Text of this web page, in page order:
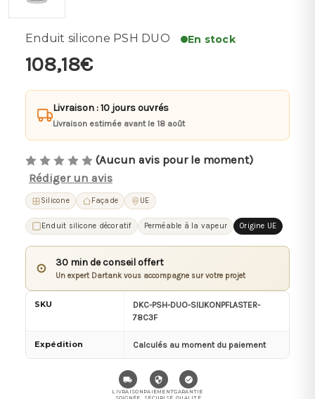
Enduit silicone PSH DUO En stock
108,18€
Livraison : 10 jours ouvrés
Livraison estimée avant le 18 août
(Aucun avis pour le moment)
Rédiger un avis
Silicone Façade UE
Enduit silicone décoratif Perméable à la vapeur Origine UE
⊙ 30 min de conseil offert
Un expert Dartank vous accompagne sur votre projet
SKU
DKC-PSH-DUO-SILIKONPFLASTER-
78C3F
Expédition Calculés au moment du paiement
LIVRAISON PAIEMENTGARANTIE